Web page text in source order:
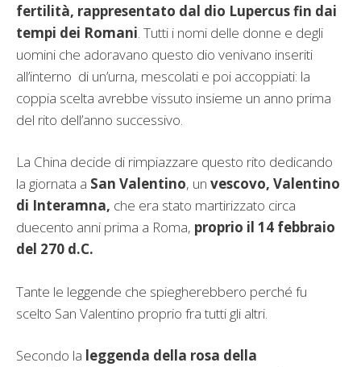
fertilità, rappresentato dal dio Lupercus fin dai
tempi dei Romani. Tutti i nomi delle donne e degli
uomini che adoravano questo dio venivano inseriti
all’interno di un’urna, mescolati e poi accoppiati: la
coppia scelta avrebbe vissuto insieme un anno prima
del rito dell’anno successivo.
La China decide di rimpiazzare questo rito dedicando
la giornata a San Valentino, un vescovo, Valentino
di Interamna, che era stato martirizzato circa
duecento anni prima a Roma, proprio il 14 febbraio
del 270 d.C.
Tante le leggende che spiegherebbero perché fu
scelto San Valentino proprio fra tutti gli altri.
Secondo la leggenda della rosa della